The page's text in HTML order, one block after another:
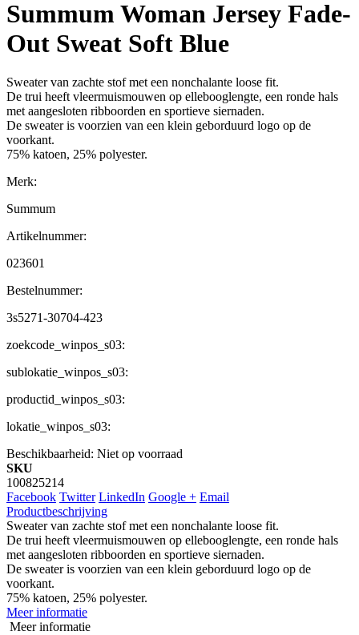
Summum Woman Jersey Fade-
Out Sweat Soft Blue
Sweater van zachte stof met een nonchalante loose fit.
De trui heeft vleermuismouwen op ellebooglengte, een ronde hals
met aangesloten ribboorden en sportieve siernaden.
De sweater is voorzien van een klein geborduurd logo op de
voorkant.
75% katoen, 25% polyester.
Merk:
Summum
Artikelnummer:
023601
Bestelnummer:
3s5271-30704-423
zoekcode_winpos_s03:
sublokatie_winpos_s03:
productid_winpos_s03:
lokatie_winpos_s03:
Beschikbaarheid: Niet op voorraad
SKU
100825214
Facebook Twitter LinkedIn Google + Email
Productbeschrijving
Sweater van zachte stof met een nonchalante loose fit.
De trui heeft vleermuismouwen op ellebooglengte, een ronde hals
met aangesloten ribboorden en sportieve siernaden.
De sweater is voorzien van een klein geborduurd logo op de
voorkant.
75% katoen, 25% polyester.
Meer informatie
Meer informatie